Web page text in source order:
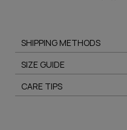
SHIPPING METHODS
SIZE GUIDE
CARE TIPS